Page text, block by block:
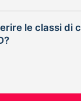
le classi di concorso